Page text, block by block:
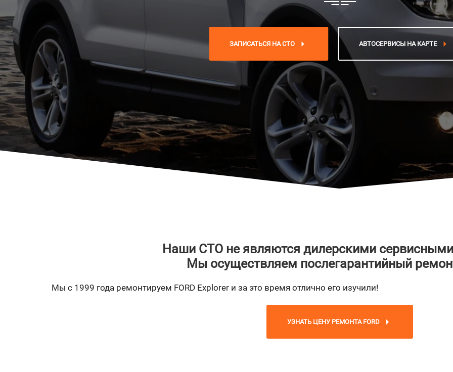
ЗАПИСАТЬСЯ НА СТО АВТОСЕРВИСЫ НА КАРТЕ
Наши СТО не являются дилерскими
Мы осуществляем послегарантийный
Мы с 1999 года ремонтируем FORD Explorer и за это время отлично его изучили!
УЗНАТЬ ЦЕНУ РЕМОНТА FORD